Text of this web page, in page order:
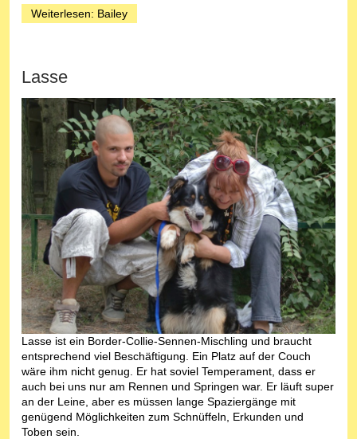
Weiterlesen: Bailey
Lasse
Lasse ist ein Border-Collie-Sennen-Mischling und braucht
entsprechend viel Beschäftigung. Ein Platz auf der Couch
wäre ihm nicht genug. Er hat soviel Temperament, dass er
auch bei uns nur am Rennen und Springen war. Er läuft super
an der Leine, aber es müssen lange Spaziergänge mit
genügend Möglichkeiten zum Schnüffeln, Erkunden und
Toben sein.